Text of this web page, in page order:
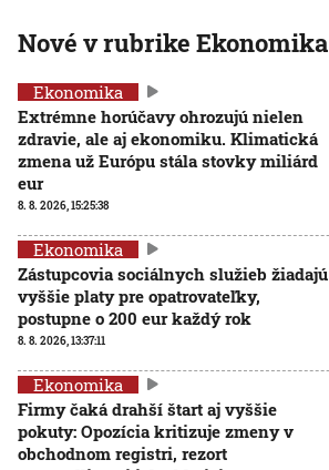
Nové v rubrike Ekonomika
Ekonomika
Extrémne horúčavy ohrozujú nielen
zdravie, ale aj ekonomiku. Klimatická
zmena už Európu stála stovky miliárd
eur
8. 8. 2026, 15:25:38
Ekonomika
Zástupcovia sociálnych služieb žiadajú
vyššie platy pre opatrovateľky,
postupne o 200 eur každý rok
8. 8. 2026, 13:37:11
Ekonomika
Firmy čaká drahší štart aj vyššie
pokuty: Opozícia kritizuje zmeny v
obchodnom registri, rezort